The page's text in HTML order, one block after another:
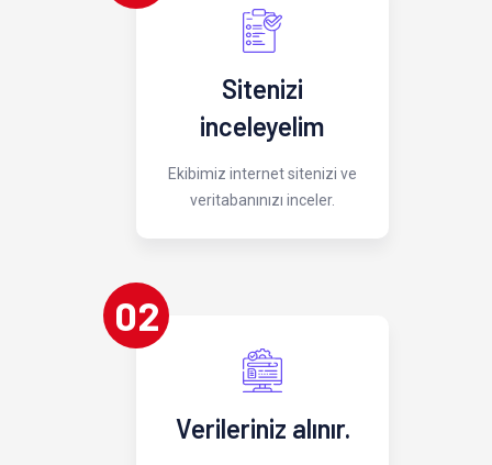
Sitenizi
inceleyelim
Ekibimiz internet sitenizi ve
veritabanınızı inceler.
02
Verileriniz alınır.